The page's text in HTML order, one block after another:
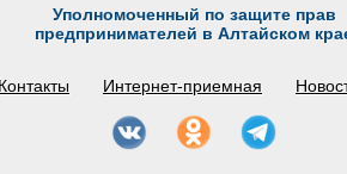
Уполномоченный по защите прав
предпринимателей в Алтайском
Контакты Интернет-приемная